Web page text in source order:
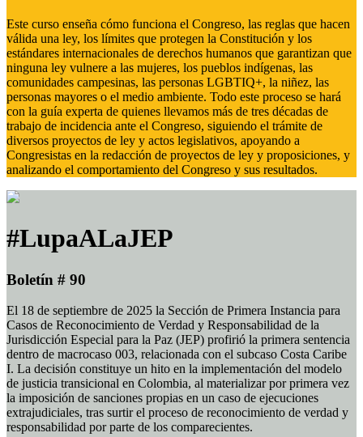
Este curso enseña cómo funciona el Congreso, las reglas que hacen
válida una ley, los límites que protegen la Constitución y los
estándares internacionales de derechos humanos que garantizan que
ninguna ley vulnere a las mujeres, los pueblos indígenas, las
comunidades campesinas, las personas LGBTIQ+, la niñez, las
personas mayores o el medio ambiente. Todo este proceso se hará
con la guía experta de quienes llevamos más de tres décadas de
trabajo de incidencia ante el Congreso, siguiendo el trámite de
diversos proyectos de ley y actos legislativos, apoyando a
Congresistas en la redacción de proyectos de ley y proposiciones, y
analizando el comportamiento del Congreso y sus resultados.
#LupaALaJEP
Boletín # 90
El 18 de septiembre de 2025 la Sección de Primera Instancia para
Casos de Reconocimiento de Verdad y Responsabilidad de la
Jurisdicción Especial para la Paz (JEP) profirió la primera sentencia
dentro de macrocaso 003, relacionada con el subcaso Costa Caribe
I. La decisión constituye un hito en la implementación del modelo
de justicia transicional en Colombia, al materializar por primera vez
la imposición de sanciones propias en un caso de ejecuciones
extrajudiciales, tras surtir el proceso de reconocimiento de verdad y
responsabilidad por parte de los comparecientes.